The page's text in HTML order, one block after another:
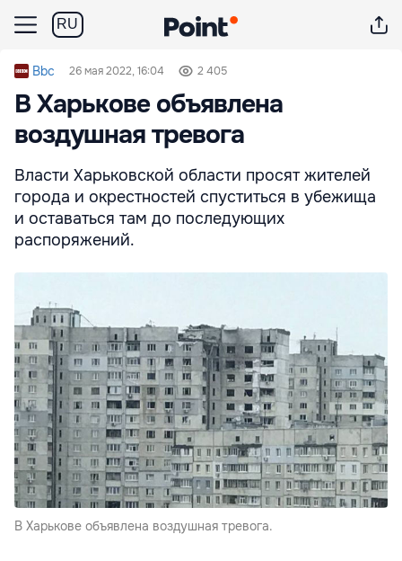
RU
Bbc 26 мая 2022, 16:04 2 405
В Харькове объявлена
воздушная тревога
Власти Харьковской области просят жителей
города и окрестностей спуститься в убежища
и оставаться там до последующих
распоряжений.
В Харькове объявлена воздушная тревога.